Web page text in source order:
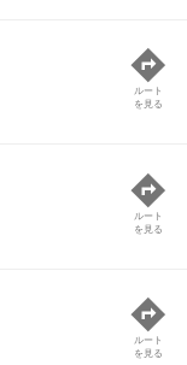
ルート
を見る
ルート
を見る
ルート
を見る